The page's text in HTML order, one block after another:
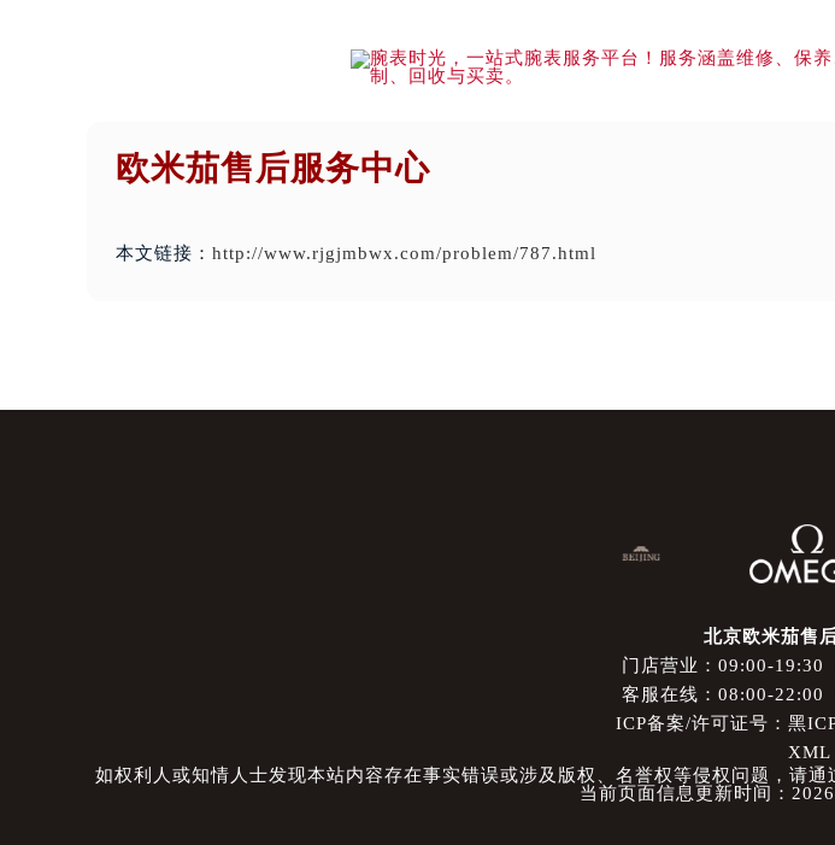
欧米茄售后服务中心
本文链接： http://www.rjgjmbwx.com/problem/787.html
北京欧米茄售
门店营业：09:00-19:30
客服在线：08:00-22:00
ICP备案/许可证号：黑
XML
如权利人或知情人士发现本站内容存在事实错误或涉及版权、名誉权等侵权问题，请
当前页面信息更新时间：